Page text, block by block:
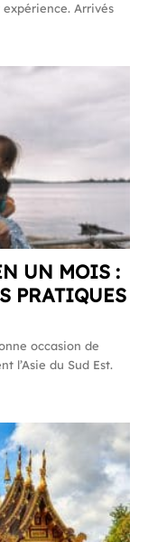
Arrivés
UN MOIS :
PRATIQUES
occasion de
l’Asie du Sud Est.